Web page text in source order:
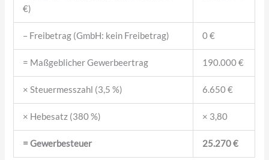
€)
– Freibetrag (GmbH: kein Freibetrag) 0 €
= Maßgeblicher Gewerbeertrag 190.000 €
× Steuermesszahl (3,5 %) 6.650 €
× Hebesatz (380 %) × 3,80
= Gewerbesteuer 25.270 €